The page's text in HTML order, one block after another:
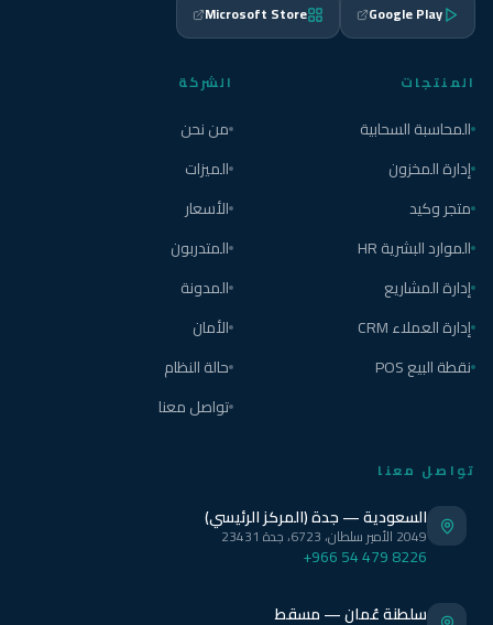
Google Play
Microsoft Store
المنتجات
المحاسبة السحابية
إدارة المخزون
متجر وكيد
الموارد البشرية HR
إدارة المشاريع
إدارة العملاء CRM
نقطة البيع POS
الشركة
من نحن
الميزات
الأسعار
المتدربون
المدونة
الأمان
حالة النظام
تواصل معنا
تواصل معنا
السعودية — جدة (المركز الرئيسي)
2049 الأمير سلطان، 6723، جدة 23431
+966 54 479 8226
سلطنة عُمان — مسقط